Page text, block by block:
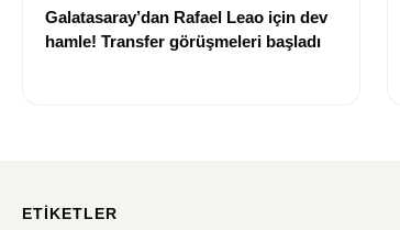
Galatasaray’dan Rafael Leao için dev
hamle! Transfer görüşmeleri başladı
ETIKETLER